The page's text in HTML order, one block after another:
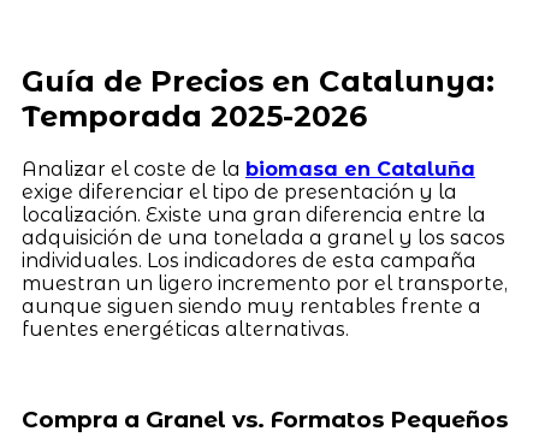
Guía de Precios en Catalunya:
Temporada 2025-2026
Analizar el coste de la biomasa en Cataluña
exige diferenciar el tipo de presentación y la
localización. Existe una gran diferencia entre la
adquisición de una tonelada a granel y los sacos
individuales. Los indicadores de esta campaña
muestran un ligero incremento por el transporte,
aunque siguen siendo muy rentables frente a
fuentes energéticas alternativas.
Compra a Granel vs. Formatos Pequeños